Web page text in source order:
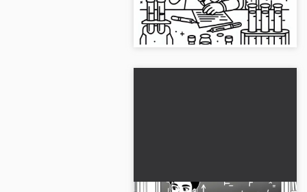
provette per scienziati. Scarica
ora e colora online!...